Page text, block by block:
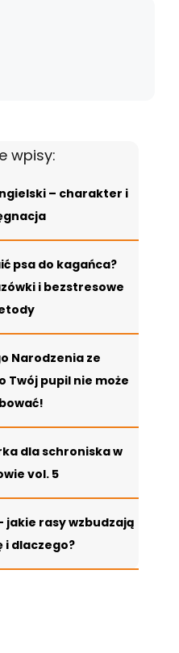
wpisy:
– charakter i
psa do kagańca?
i bezstresowe
Narodzenia ze
Twój pupil nie może
dla schroniska w
vol. 5
jakie rasy wzbudzają
i dlaczego?